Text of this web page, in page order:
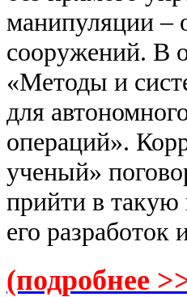
манипуляции –
сооружений. В
«Методы и
для
операций».
ученый»
прийти в такую
его разработок
(подробнее